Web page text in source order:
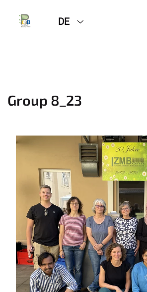
DE
Group 8_23